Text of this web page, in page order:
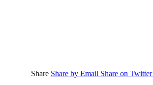
Share Share by Email Share on Twitter